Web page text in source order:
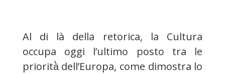
Al di là della retorica, la Cultura
occupa oggi l’ultimo posto tra le
priorità̀ dell’Europa, come dimostra lo